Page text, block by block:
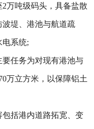
万吨级码头，具备盐散
堤、港池与航道疏
电系统;
任务为对现有港池与
万立方米，以保障铝土
括港内道路拓宽、变